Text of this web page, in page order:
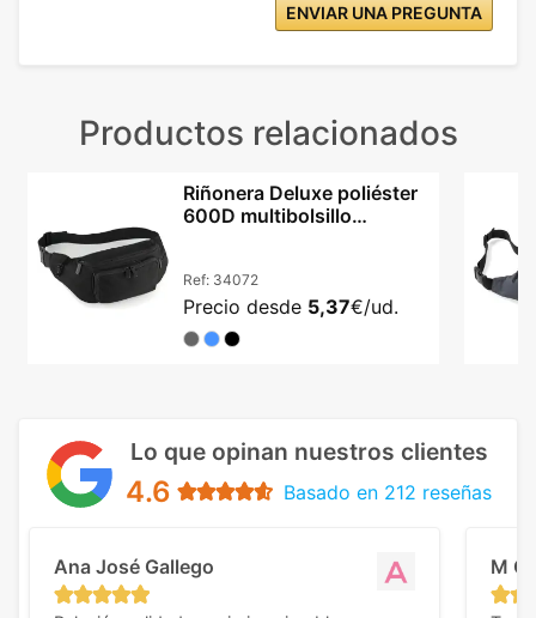
ENVIAR UNA PREGUNTA
Productos relacionados
Riñonera Deluxe poliéster
600D multibolsillo
Ref: 34072
Precio desde 5,37€/ud.
Lo que opinan nuestros clientes
4.6 Basado en 212 reseñas
Ana José Gallego M C